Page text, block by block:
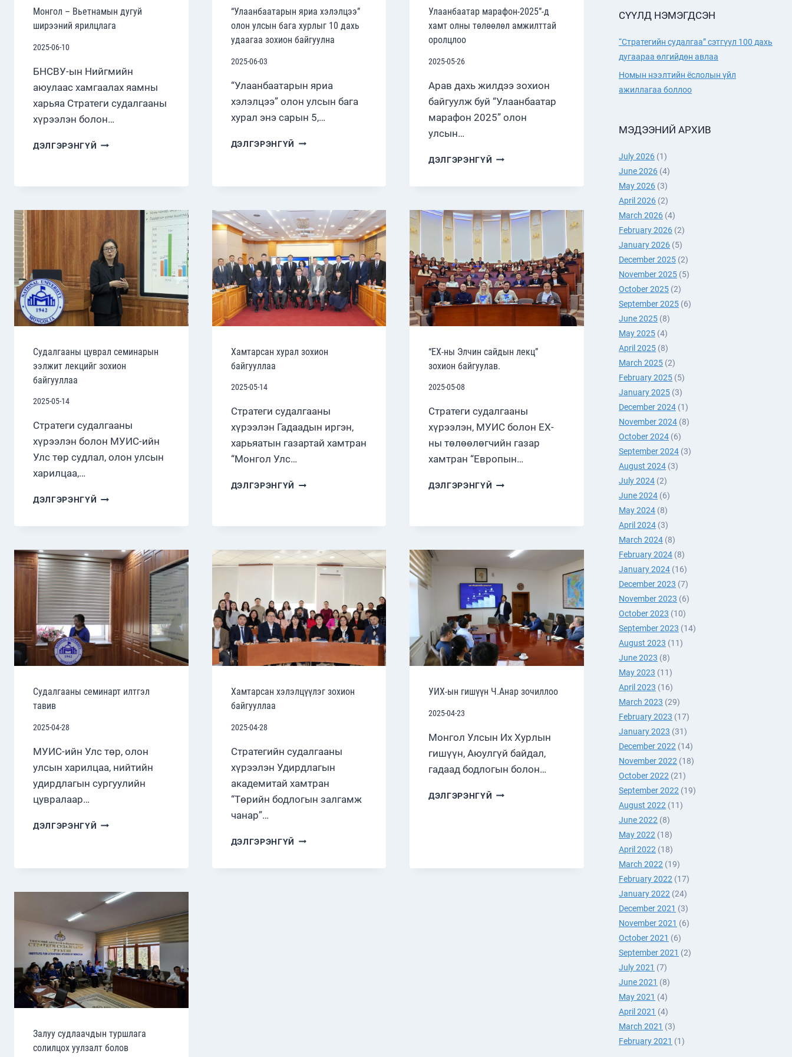
Монгол – Вьетнамын дугуй
ширээний ярилцлага
2025-06-10
БНСВУ-ын Нийгмийн
аюулаас хамгаалах яамны
харьяа Стратеги судалгааны
хүрээлэн болон…
ДЭЛГЭРЭНГҮЙ МОНГОЛ
“Улаанбаатарын яриа хэлэлцээ”
олон улсын бага хурлыг 10 дахь
удаагаа зохион байгуулна
2025-06-03
“Улаанбаатарын яриа
хэлэлцээ” олон улсын бага
хурал энэ сарын 5,…
ДЭЛГЭРЭНГҮЙ “УЛААНБААТАРЫН
ХУРЛЫГ
10
ДАХЬ
ЗОХИОН
БАЙГУУЛНА
Улаанбаатар марафон-2025”-д
хамт олны төлөөлөл амжилттай
оролцлоо
2025-05-26
Арав дахь жилдээ зохион
байгуулж буй “Улаанбаатар
марафон 2025” олон
улсын…
ДЭЛГЭРЭНГҮЙ УЛААНБААТАР
ТӨЛӨӨЛӨЛ
АМЖИЛТТАЙ
ОРОЛЦЛОО
Судалгааны цуврал семинарын
ээлжит лекцийг зохион
байгууллаа
2025-05-14
Стратеги судалгааны
хүрээлэн болон МУИС-ийн
Улс төр судлал, олон улсын
харилцаа,…
ДЭЛГЭРЭНГҮЙ СУДАЛГААНЫ
ЗОХИОН
БАЙГУУЛЛАА
Хамтарсан хурал зохион
байгууллаа
2025-05-14
Стратеги судалгааны
хүрээлэн Гадаадын иргэн,
харьяатын газартай хамтран
“Монгол Улс…
ДЭЛГЭРЭНГҮЙ ХАМТАРСАН
“ЕХ-ны Элчин сайдын лекц”
зохион байгуулав.
2025-05-08
Стратеги судалгааны
хүрээлэн, МУИС болон ЕХ-
ны төлөөлөгчийн газар
хамтран “Европын…
ДЭЛГЭРЭНГҮЙ “ЕХ-
БАЙГУУЛАВ.
Судалгааны семинарт илтгэл
тавив
2025-04-28
МУИС-ийн Улс төр, олон
улсын харилцаа, нийтийн
удирдлагын сургуулийн
цувралаар…
ДЭЛГЭРЭНГҮЙ СУДАЛГААНЫ
Хамтарсан хэлэлцүүлэг зохион
байгууллаа
2025-04-28
Стратегийн судалгааны
хүрээлэн Удирдлагын
академитай хамтран
“Төрийн бодлогын залгамж
чанар”…
ДЭЛГЭРЭНГҮЙ ХАМТАРСАН
УИХ-ын гишүүн Ч.Анар зочиллоо
2025-04-23
Монгол Улсын Их Хурлын
гишүүн, Аюулгүй байдал,
гадаад бодлогын болон…
ДЭЛГЭРЭНГҮЙ УИХ-
Залуу судлаачдын туршлага
солилцох уулзалт болов
СҮҮЛД НЭМЭГДСЭН
“Стратегийн судалгаа” сэтгүүл 100 дахь
дугаараа өлгийдөн авлаа
Номын нээлтийн ёслолын үйл
ажиллагаа боллоо
МЭДЭЭНИЙ АРХИВ
July 2026 (1)
June 2026 (4)
May 2026 (3)
April 2026 (2)
March 2026 (4)
February 2026 (2)
January 2026 (5)
December 2025 (2)
November 2025 (5)
October 2025 (2)
September 2025 (6)
June 2025 (8)
May 2025 (4)
April 2025 (8)
March 2025 (2)
February 2025 (5)
January 2025 (3)
December 2024 (1)
November 2024 (8)
October 2024 (6)
September 2024 (3)
August 2024 (3)
July 2024 (2)
June 2024 (6)
May 2024 (8)
April 2024 (3)
March 2024 (8)
February 2024 (8)
January 2024 (16)
December 2023 (7)
November 2023 (6)
October 2023 (10)
September 2023 (14)
August 2023 (11)
June 2023 (8)
May 2023 (11)
April 2023 (16)
March 2023 (29)
February 2023 (17)
January 2023 (31)
December 2022 (14)
November 2022 (18)
October 2022 (21)
September 2022 (19)
August 2022 (11)
June 2022 (8)
May 2022 (18)
April 2022 (18)
March 2022 (19)
February 2022 (17)
January 2022 (24)
December 2021 (3)
November 2021 (6)
October 2021 (6)
September 2021 (2)
July 2021 (7)
June 2021 (8)
May 2021 (4)
April 2021 (4)
March 2021 (3)
February 2021 (1)